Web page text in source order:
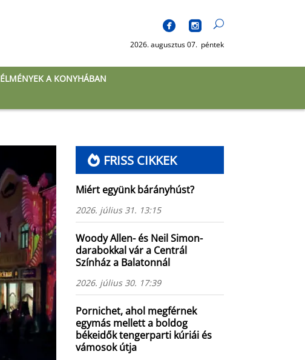
2026. augusztus 07. péntek
ÉLMÉNYEK A KONYHÁBAN
FRISS CIKKEK
Miért együnk bárányhúst?
2026. július 31. 13:15
Woody Allen- és Neil Simon-
darabokkal vár a Centrál
Színház a Balatonnál
2026. július 30. 17:39
Pornichet, ahol megférnek
egymás mellett a boldog
békeidők tengerparti kúriái és
vámosok útja